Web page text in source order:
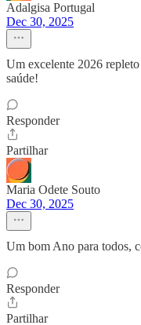
Adalgisa Portugal
Dec 30, 2025
Um excelente 2026
saúde!
Responder
Partilhar
Maria Odete Souto
Dec 30, 2025
Um bom Ano para todos,
Responder
Partilhar